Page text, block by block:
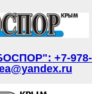
+7-978-